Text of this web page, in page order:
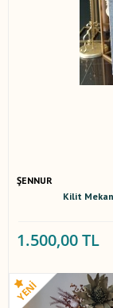
ŞENNUR
Kilit
1.500,00 TL